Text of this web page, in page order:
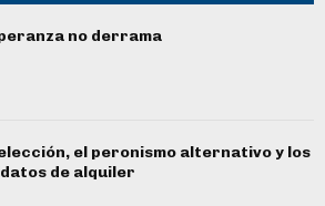
no derrama
el peronismo alternativo y los
de alquiler